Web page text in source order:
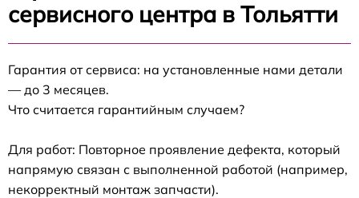
сервисного центра в Тольятти
Гарантия от сервиса: на установленные нами детали
— до 3 месяцев.
Что считается гарантийным случаем?
Для работ: Повторное проявление дефекта, который
напрямую связан с выполненной работой (например,
некорректный монтаж запчасти).